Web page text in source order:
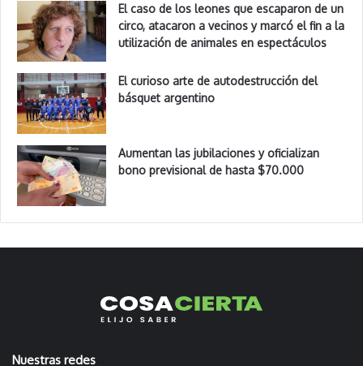
El caso de los leones que escaparon de un
circo, atacaron a vecinos y marcó el fin a la
utilización de animales en espectáculos
El curioso arte de autodestrucción del
básquet argentino
Aumentan las jubilaciones y oficializan
bono previsional de hasta $70.000
Nuestras redes